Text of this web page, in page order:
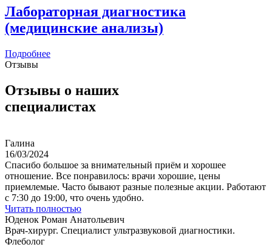
Лабораторная диагностика
(медицинские анализы)
Подробнее
Отзывы
Отзывы о наших
специалистах
Галина
16/03/2024
Спасибо большое за внимательный приём и хорошее
отношение. Все понравилось: врачи хорошие, цены
приемлемые. Часто бывают разные полезные акции. Работают
с 7:30 до 19:00, что очень удобно.
Читать полностью
Юденок Роман Анатольевич
Врач-хирург. Специалист ультразвуковой диагностики.
Флеболог